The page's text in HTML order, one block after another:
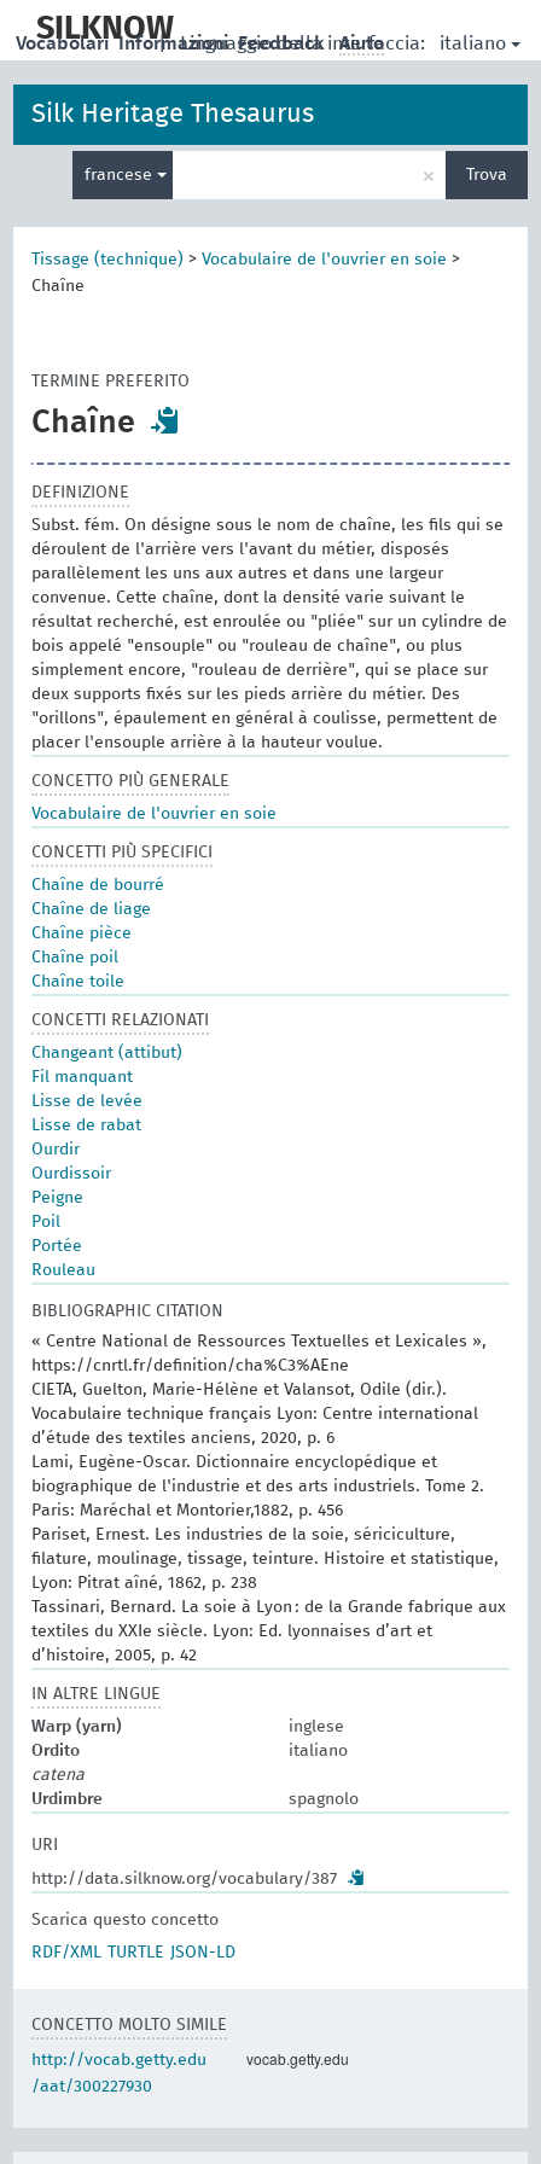
main
SILKNOW
| Linguaggio della interfaccia: italiano
Vocabolari Informazioni Feedback Aiuto
Silk Heritage Thesaurus
francese
per
la
× Trova
Tissage (technique) >Vocabulaire de l'ouvrier en soie >
Chaîne
TERMINE PREFERITO
Chaîne
DEFINIZIONE
Subst. fém. On désigne sous le nom de chaîne, les fils qui se
déroulent de l'arrière vers l'avant du métier, disposés
parallèlement les uns aux autres et dans une largeur
convenue. Cette chaîne, dont la densité varie suivant le
résultat recherché, est enroulée ou "pliée" sur un cylindre de
bois appelé "ensouple" ou "rouleau de chaîne", ou plus
simplement encore, "rouleau de derrière", qui se place sur
deux supports fixés sur les pieds arrière du métier. Des
"orillons", épaulement en général à coulisse, permettent de
placer l'ensouple arrière à la hauteur voulue.
CONCETTO PIÙ GENERALE
Vocabulaire de l'ouvrier en soie
CONCETTI PIÙ SPECIFICI
Chaîne de bourré
Chaîne de liage
Chaîne pièce
Chaîne poil
Chaîne toile
CONCETTI RELAZIONATI
Changeant (attibut)
Fil manquant
Lisse de levée
Lisse de rabat
Ourdir
Ourdissoir
Peigne
Poil
Portée
Rouleau
BIBLIOGRAPHIC CITATION
« Centre National de Ressources Textuelles et Lexicales »,
https://cnrtl.fr/definition/cha%C3%AEne
CIETA, Guelton, Marie-Hélène et Valansot, Odile (dir.).
Vocabulaire technique français Lyon: Centre international
d’étude des textiles anciens, 2020, p. 6
Lami, Eugène-Oscar. Dictionnaire encyclopédique et
biographique de l'industrie et des arts industriels. Tome 2.
Paris: Maréchal et Montorier,1882, p. 456
Pariset, Ernest. Les industries de la soie, sériciculture,
filature, moulinage, tissage, teinture. Histoire et statistique,
Lyon: Pitrat aîné, 1862, p. 238
Tassinari, Bernard. La soie à Lyon : de la Grande fabrique aux
textiles du XXIe siècle. Lyon: Ed. lyonnaises d’art et
d’histoire, 2005, p. 42
IN ALTRE LINGUE
Warp (yarn)
inglese
Ordito
italiano
catena
Urdimbre
spagnolo
URI
http://data.silknow.org/vocabulary/387
Scarica questo concetto
RDF/XML
TURTLE JSON-LD
CONCETTO MOLTO SIMILE
http://vocab.getty.edu
/aat/300227930
vocab.getty.edu